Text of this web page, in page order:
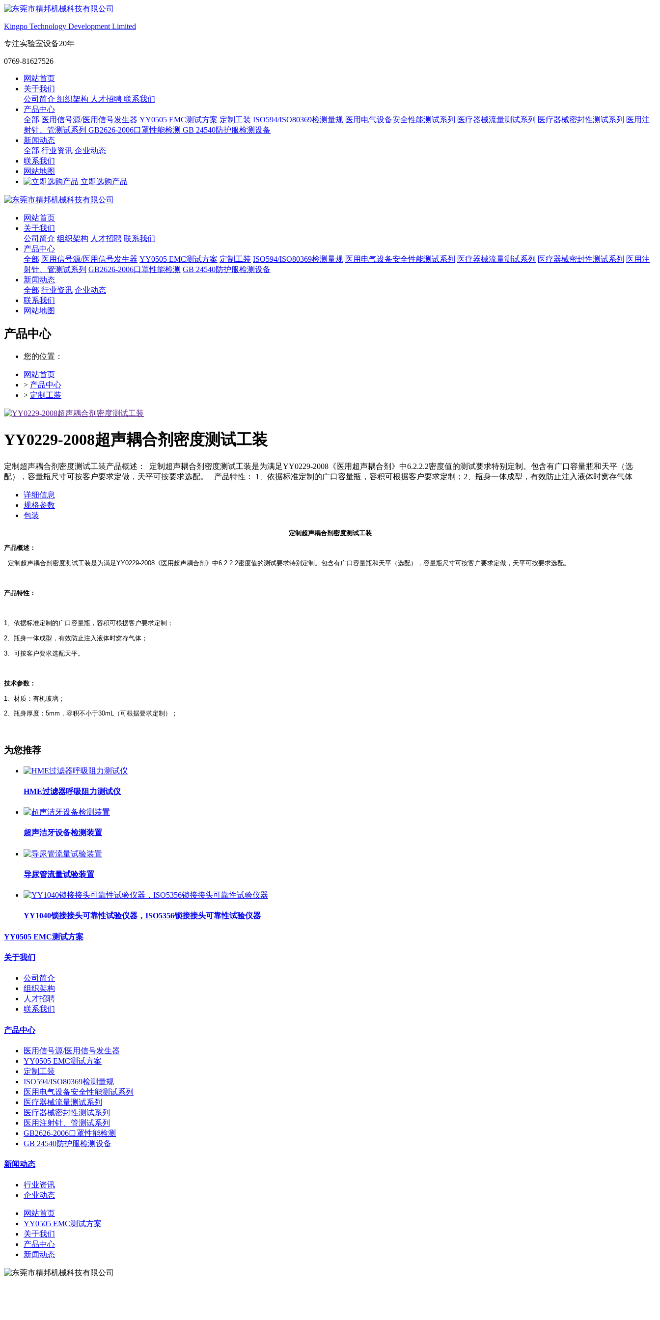
Kingpo Technology Development Limited
专注实验室设备20年
0769-81627526
网站首页
关于我们
公司简介 组织架构 人才招聘 联系我们
产品中心
全部 医用信号源/医用信号发生器 YY0505 EMC测试方案 定制工装 ISO594/ISO80369检测量规 医用电气设备安全性能测试系列 医疗器械流量测试系列 医疗器械密封性测试系列 医用注
射针、管测试系列 GB2626-2006口罩性能检测 GB 24540防护服检测设备
新闻动态
全部 行业资讯 企业动态
联系我们
网站地图
立即选购产品
网站首页
关于我们
公司简介 组织架构 人才招聘 联系我们
产品中心
全部 医用信号源/医用信号发生器 YY0505 EMC测试方案 定制工装 ISO594/ISO80369检测量规 医用电气设备安全性能测试系列 医疗器械流量测试系列 医疗器械密封性测试系列 医用注
射针、管测试系列 GB2626-2006口罩性能检测 GB 24540防护服检测设备
新闻动态
全部 行业资讯 企业动态
联系我们
网站地图
产品中心
您的位置：
网站首页
> 产品中心
> 定制工装
YY0229-2008超声耦合剂密度测试工装
定制超声耦合剂密度测试工装产品概述： 定制超声耦合剂密度测试工装是为满足YY0229-2008《医用超声耦合剂》中6.2.2.2密度值的测试要求特别定制。包含有广口容量瓶和天平（选
配），容量瓶尺寸可按客户要求定做，天平可按要求选配。 产品特性： 1、依据标准定制的广口容量瓶，容积可根据客户要求定制；2、瓶身一体成型，有效防止注入液体时窝存气体
详细信息
规格参数
包装
定制超声耦合剂密度测试工装
产品概述：
定制超声耦合剂密度测试工装是为满足YY0229-2008《医用超声耦合剂》中6.2.2.2密度值的测试要求特别定制。包含有广口容量瓶和天平（选配），容量瓶尺寸可按客户要求定做，天平可按要求选配。
产品特性：
1、依据标准定制的广口容量瓶，容积可根据客户要求定制；
2、瓶身一体成型，有效防止注入液体时窝存气体；
3、可按客户要求选配天平。
技术参数：
1、材质：有机玻璃；
2、瓶身厚度：5mm，容积不小于30mL（可根据要求定制）；
为您推荐
HME过滤器呼吸阻力测试仪
超声洁牙设备检测装置
导尿管流量试验装置
YY1040锁接接头可靠性试验仪器，ISO5356锁接接头可靠性试验仪器
YY0505 EMC测试方案
关于我们
公司简介
组织架构
人才招聘
联系我们
产品中心
医用信号源/医用信号发生器
YY0505 EMC测试方案
定制工装
ISO594/ISO80369检测量规
医用电气设备安全性能测试系列
医疗器械流量测试系列
医疗器械密封性测试系列
医用注射针、管测试系列
GB2626-2006口罩性能检测
GB 24540防护服检测设备
新闻动态
行业资讯
企业动态
网站首页
YY0505 EMC测试方案
关于我们
产品中心
新闻动态